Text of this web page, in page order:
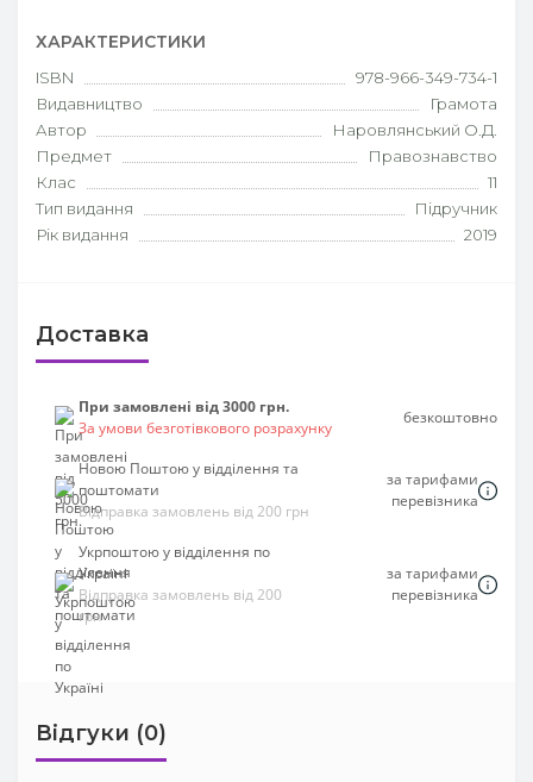
ХАРАКТЕРИСТИКИ
ISBN
978-966-349-734-1
Видавництво
Грамота
Автор
Наровлянський О.Д.
Предмет
Правознавство
Клас
11
Тип видання
Підручник
Рік видання
2019
Доставка
При замовлені від 3000 грн.
За умови безготівкового розрахунку
безкоштовно
Новою Поштою у відділення та
поштомати
Відправка замовлень від 200 грн
за тарифами
перевізника
Укрпоштою у відділення по
Україні
Відправка замовлень від 200
грн
за тарифами
перевізника
Відгуки (0)